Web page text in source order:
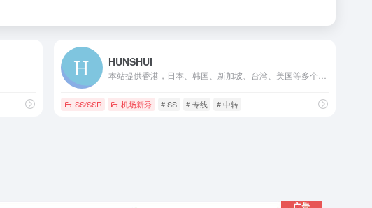
HUNSHUI
SS/SSR 机场新秀 # SS # 专线 # 中转